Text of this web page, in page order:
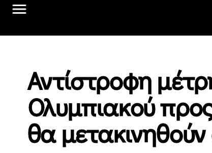
Αντίστροφη
Ολυμπιακού
θα μετακινηθούν